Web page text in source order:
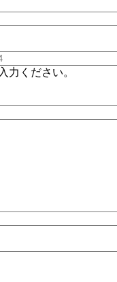
力ください。